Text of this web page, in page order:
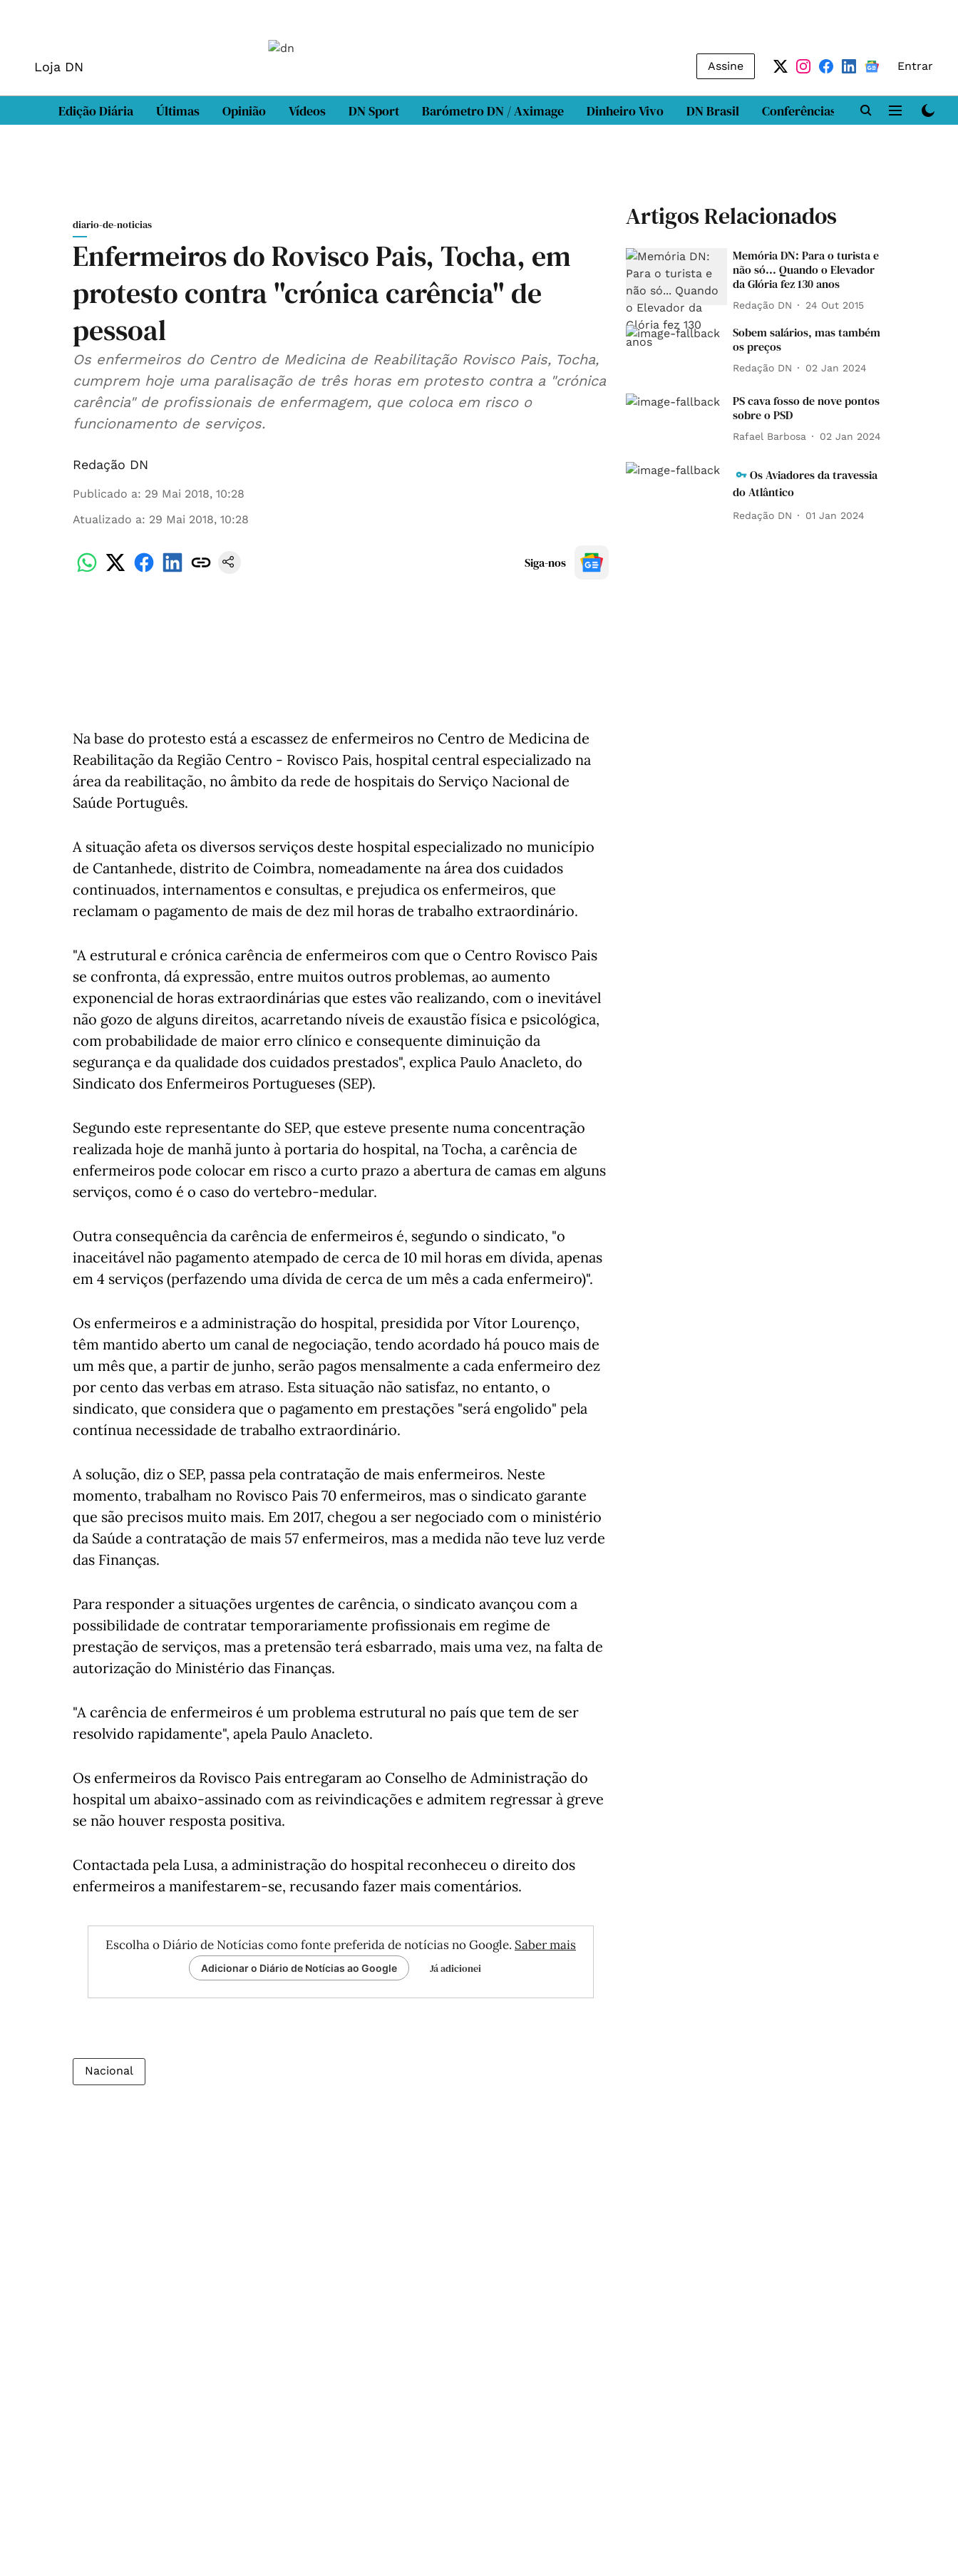
Loja DN Assine Entrar
Edição Diária Últimas Opinião Vídeos DN Sport Barómetro DN / Aximage Dinheiro Vivo DN Brasil Conferências DN LAB
diario-de-noticias
Enfermeiros do Rovisco Pais, Tocha, em
protesto contra "crónica carência" de
pessoal
Os enfermeiros do Centro de Medicina de Reabilitação Rovisco Pais, Tocha,
cumprem hoje uma paralisação de três horas em protesto contra a "crónica
carência" de profissionais de enfermagem, que coloca em risco o
funcionamento de serviços.
Redação DN
Publicado a: 29 Mai 2018, 10:28
Atualizado a: 29 Mai 2018, 10:28
Siga-nos
Na base do protesto está a escassez de enfermeiros no Centro de Medicina de
Reabilitação da Região Centro - Rovisco Pais, hospital central especializado na
área da reabilitação, no âmbito da rede de hospitais do Serviço Nacional de
Saúde Português.
A situação afeta os diversos serviços deste hospital especializado no município
de Cantanhede, distrito de Coimbra, nomeadamente na área dos cuidados
continuados, internamentos e consultas, e prejudica os enfermeiros, que
reclamam o pagamento de mais de dez mil horas de trabalho extraordinário.
"A estrutural e crónica carência de enfermeiros com que o Centro Rovisco Pais
se confronta, dá expressão, entre muitos outros problemas, ao aumento
exponencial de horas extraordinárias que estes vão realizando, com o inevitável
não gozo de alguns direitos, acarretando níveis de exaustão física e psicológica,
com probabilidade de maior erro clínico e consequente diminuição da
segurança e da qualidade dos cuidados prestados", explica Paulo Anacleto, do
Sindicato dos Enfermeiros Portugueses (SEP).
Segundo este representante do SEP, que esteve presente numa concentração
realizada hoje de manhã junto à portaria do hospital, na Tocha, a carência de
enfermeiros pode colocar em risco a curto prazo a abertura de camas em alguns
serviços, como é o caso do vertebro-medular.
Outra consequência da carência de enfermeiros é, segundo o sindicato, "o
inaceitável não pagamento atempado de cerca de 10 mil horas em dívida, apenas
em 4 serviços (perfazendo uma dívida de cerca de um mês a cada enfermeiro)".
Os enfermeiros e a administração do hospital, presidida por Vítor Lourenço,
têm mantido aberto um canal de negociação, tendo acordado há pouco mais de
um mês que, a partir de junho, serão pagos mensalmente a cada enfermeiro dez
por cento das verbas em atraso. Esta situação não satisfaz, no entanto, o
sindicato, que considera que o pagamento em prestações "será engolido" pela
contínua necessidade de trabalho extraordinário.
A solução, diz o SEP, passa pela contratação de mais enfermeiros. Neste
momento, trabalham no Rovisco Pais 70 enfermeiros, mas o sindicato garante
que são precisos muito mais. Em 2017, chegou a ser negociado com o ministério
da Saúde a contratação de mais 57 enfermeiros, mas a medida não teve luz verde
das Finanças.
Para responder a situações urgentes de carência, o sindicato avançou com a
possibilidade de contratar temporariamente profissionais em regime de
prestação de serviços, mas a pretensão terá esbarrado, mais uma vez, na falta de
autorização do Ministério das Finanças.
"A carência de enfermeiros é um problema estrutural no país que tem de ser
resolvido rapidamente", apela Paulo Anacleto.
Os enfermeiros da Rovisco Pais entregaram ao Conselho de Administração do
hospital um abaixo-assinado com as reivindicações e admitem regressar à greve
se não houver resposta positiva.
Contactada pela Lusa, a administração do hospital reconheceu o direito dos
enfermeiros a manifestarem-se, recusando fazer mais comentários.
Escolha o Diário de Notícias como fonte preferida de notícias no Google. Saber mais
Adicionar o Diário de Notícias ao Google Já adicionei
Nacional
Artigos Relacionados
Memória DN: Para o turista e
não só... Quando o Elevador
da Glória fez 130 anos
Redação DN 24 Out 2015
Sobem salários, mas também
os preços
Redação DN 02 Jan 2024
PS cava fosso de nove pontos
sobre o PSD
Rafael Barbosa 02 Jan 2024
Os Aviadores da travessia
do Atlântico
Redação DN 01 Jan 2024